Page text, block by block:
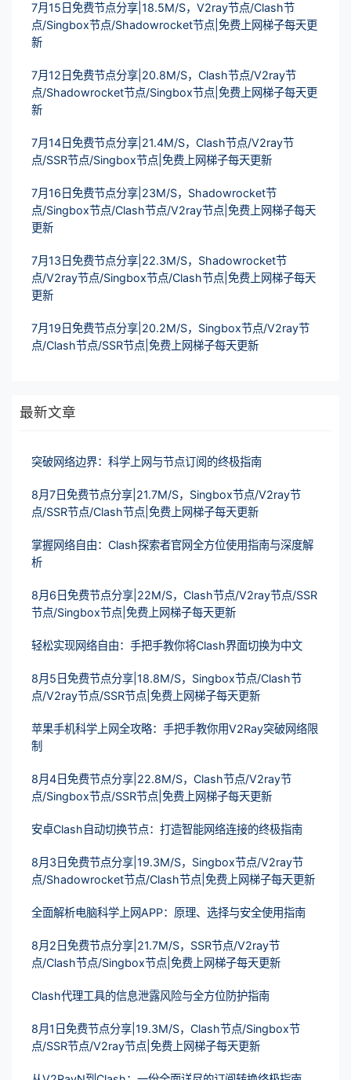
7月15日免费节点分享|18.5M/S，V2ray节点/Clash节
点/Singbox节点/Shadowrocket节点|免费上网梯子每天更
新
7月12日免费节点分享|20.8M/S，Clash节点/V2ray节
点/Shadowrocket节点/Singbox节点|免费上网梯子每天更
新
7月14日免费节点分享|21.4M/S，Clash节点/V2ray节
点/SSR节点/Singbox节点|免费上网梯子每天更新
7月16日免费节点分享|23M/S，Shadowrocket节
点/Singbox节点/Clash节点/V2ray节点|免费上网梯子每天
更新
7月13日免费节点分享|22.3M/S，Shadowrocket节
点/V2ray节点/Singbox节点/Clash节点|免费上网梯子每天
更新
7月19日免费节点分享|20.2M/S，Singbox节点/V2ray节
点/Clash节点/SSR节点|免费上网梯子每天更新
最新文章
突破网络边界：科学上网与节点订阅的终极指南
8月7日免费节点分享|21.7M/S，Singbox节点/V2ray节
点/SSR节点/Clash节点|免费上网梯子每天更新
掌握网络自由：Clash探索者官网全方位使用指南与深度解
析
8月6日免费节点分享|22M/S，Clash节点/V2ray节点/SSR
节点/Singbox节点|免费上网梯子每天更新
轻松实现网络自由：手把手教你将Clash界面切换为中文
8月5日免费节点分享|18.8M/S，Singbox节点/Clash节
点/V2ray节点/SSR节点|免费上网梯子每天更新
苹果手机科学上网全攻略：手把手教你用V2Ray突破网络限
制
8月4日免费节点分享|22.8M/S，Clash节点/V2ray节
点/Singbox节点/SSR节点|免费上网梯子每天更新
安卓Clash自动切换节点：打造智能网络连接的终极指南
8月3日免费节点分享|19.3M/S，Singbox节点/V2ray节
点/Shadowrocket节点/Clash节点|免费上网梯子每天更新
全面解析电脑科学上网APP：原理、选择与安全使用指南
8月2日免费节点分享|21.7M/S，SSR节点/V2ray节
点/Clash节点/Singbox节点|免费上网梯子每天更新
Clash代理工具的信息泄露风险与全方位防护指南
8月1日免费节点分享|19.3M/S，Clash节点/Singbox节
点/SSR节点/V2ray节点|免费上网梯子每天更新